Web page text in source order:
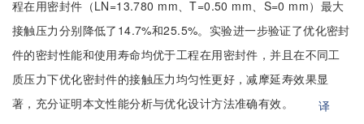
程在用密封件（LN=13.780 mm、T=0.50 mm、S=0 mm）最大
接触压力分别降低了14.7%和25.5%。实验进一步验证了优化密封
件的密封性能和使用寿命均优于工程在用密封件，并且在不同工
质压力下优化密封件的接触压力均匀性更好，减摩延寿效果显
著，充分证明本文性能分析与优化设计方法准确有效。
译